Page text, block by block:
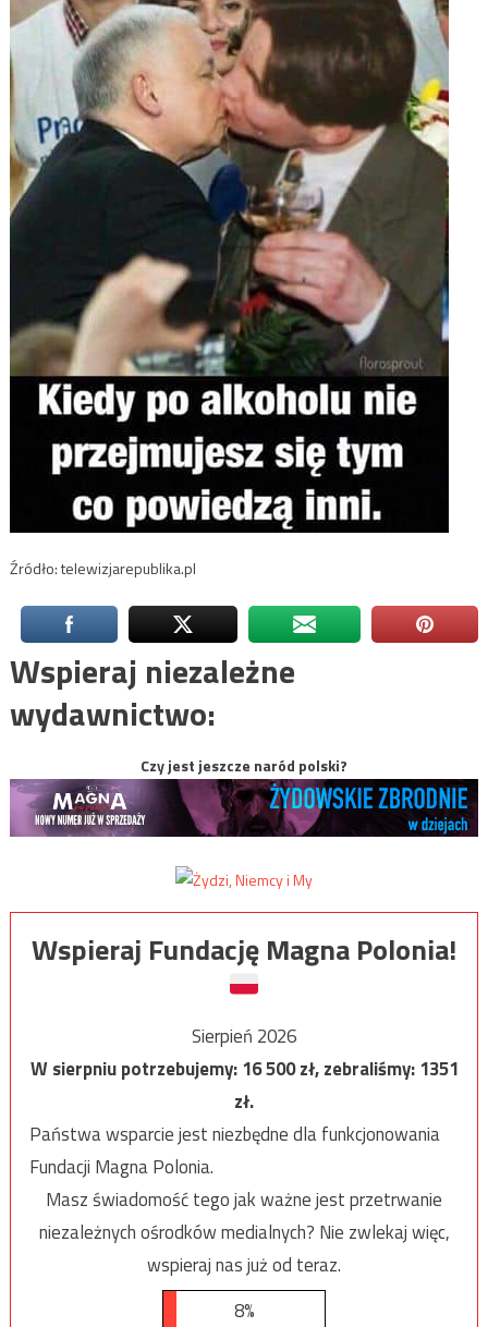
Źródło: telewizjarepublika.pl
Wspieraj niezależne
wydawnictwo:
Czy jest jeszcze naród polski?
Wspieraj Fundację Magna Polonia!
Sierpień 2026
W sierpniu potrzebujemy:16 500zł, zebraliśmy:1351
zł.
Państwa wsparcie jest niezbędne dla funkcjonowania
Fundacji Magna Polonia.
Masz świadomość tego jak ważne jest przetrwanie
niezależnych ośrodków medialnych? Nie zwlekaj więc,
wspieraj nas już od teraz.
8%